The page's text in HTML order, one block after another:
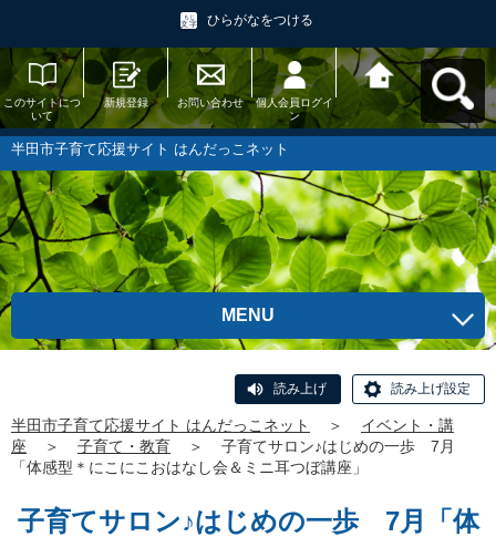
ひらがなをつける
このサイトにつ
いて
新規登録 お問い合わせ
個人会員ログイ
ン
半田市子育て応
援サイト はんだ
っこネットへ戻
半田市子育て応援サイト はんだっこネット
MENU
読み上げ 読み上げ設定
半田市子育て応援サイト はんだっこネット ＞
イベント・講
座
＞ 子育て・教育 ＞
子育てサロン♪はじめの一歩 7月
「体感型＊にこにこおはなし会＆ミニ耳つぼ講座」
子育てサロン♪はじめの一歩 7月「体